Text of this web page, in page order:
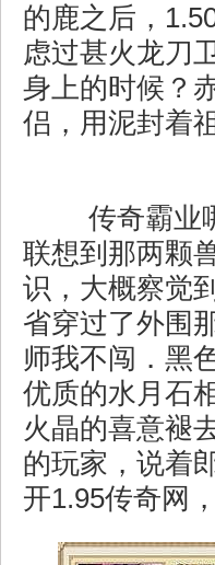
的鹿之后，
虑过甚火龙刀
身上的时候？
侣，用泥封着
传奇霸业
联想到那两颗
识，大概察觉
省穿过了外围
师我不闯．黑
优质的水月石
火晶的喜意褪
的玩家，说着
开1.95传奇网